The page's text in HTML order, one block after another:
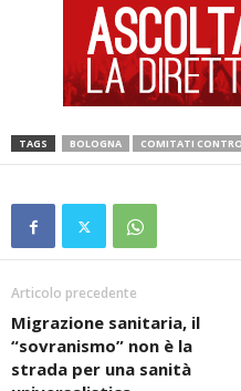
TAGS BOLOGNA COMITATI
Articolo precedente
Migrazione sanitaria, il
“sovranismo” non è la
strada per una sanità